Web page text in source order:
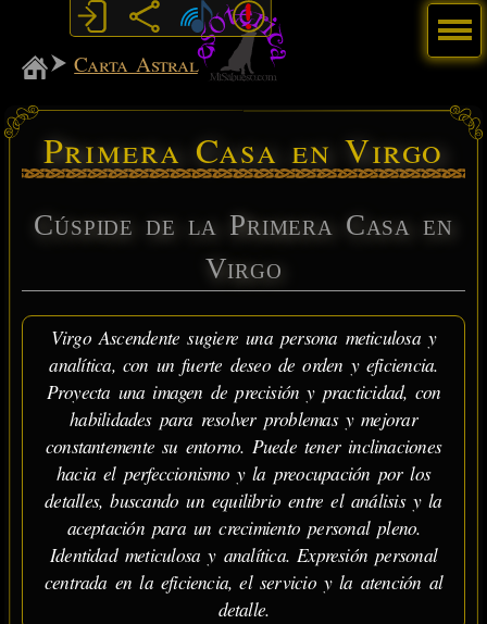
MiSabueso
Carta Astral
Primera Casa en Virgo
Cúspide de la Primera Casa en
Virgo
Virgo Ascendente sugiere una persona meticulosa y
analítica, con un fuerte deseo de orden y eficiencia.
Proyecta una imagen de precisión y practicidad, con
habilidades para resolver problemas y mejorar
constantemente su entorno. Puede tener inclinaciones
hacia el perfeccionismo y la preocupación por los
detalles, buscando un equilibrio entre el análisis y la
aceptación para un crecimiento personal pleno.
Identidad meticulosa y analítica. Expresión personal
centrada en la eficiencia, el servicio y la atención al
detalle.
Menú